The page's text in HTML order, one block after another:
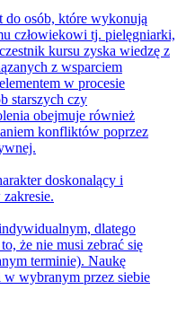
do osób, które wykonują
człowiekowi tj. pielęgniarki,
kursu zyska wiedzę z
z wsparciem
w procesie
starszych czy
obejmuje również
konfliktów poprzez
doskonalący i
dlatego
że nie musi zebrać się
terminie). Naukę
wybranym przez siebie